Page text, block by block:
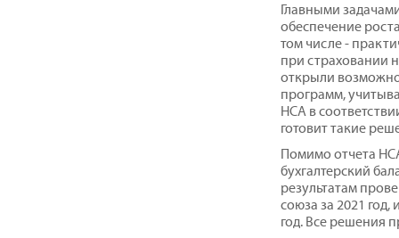
Главными
обеспечение
том числе -
при страховании
открыли
программ,
НСА в
готовит такие
Помимо отчета
бухгалтерский
результатам
союза за 2021
год. Все решения